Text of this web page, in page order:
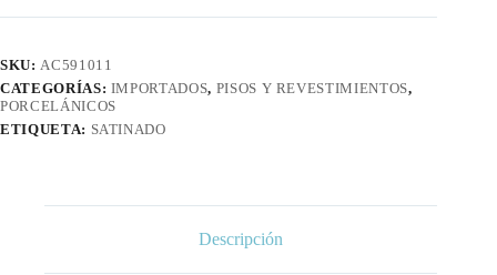
SKU:AC591011
CATEGORÍAS: IMPORTADOS, PISOS Y REVESTIMIENTOS,
PORCELÁNICOS
ETIQUETA: SATINADO
Descripción